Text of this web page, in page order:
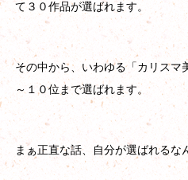
て３０作品が選ばれます。
その中から、いわゆる「カリスマ
～１０位まで選ばれます。
まぁ正直な話、自分が選ばれるな